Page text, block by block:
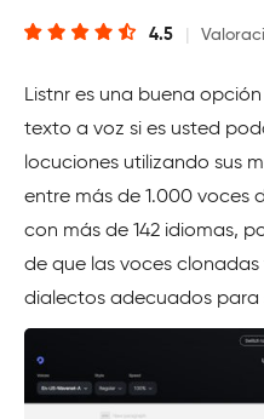
4.5
Listnr es una buena
texto a voz si es usted
locuciones utilizando sus
entre más de 1.000 voces
con más de 142 idiomas,
de que las voces
dialectos adecuados para